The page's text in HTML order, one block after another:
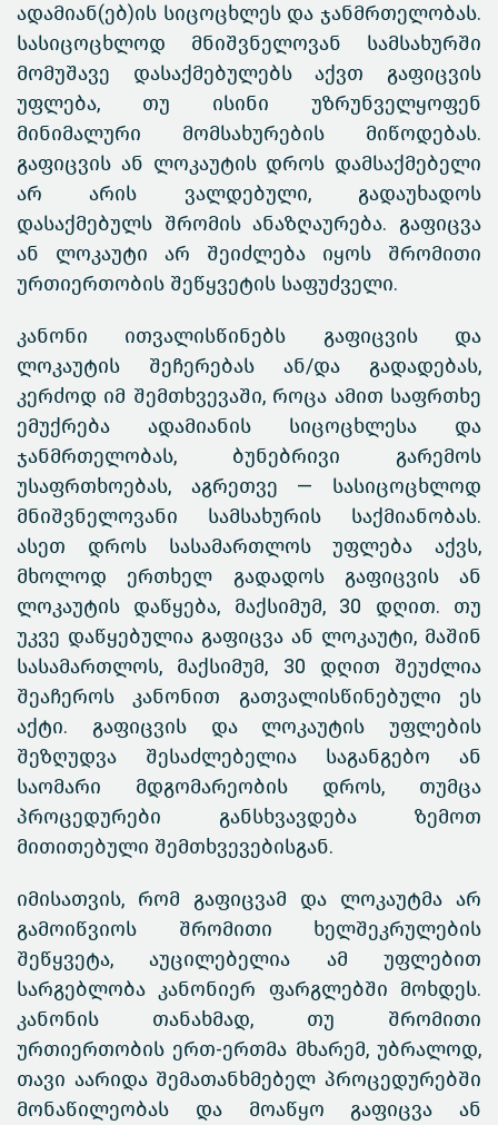
ადამიან(ებ)ის სიცოცხლეს და ჯანმრთელობას.
სასიცოცხლოდ მნიშვნელოვან სამსახურში
მომუშავე დასაქმებულებს აქვთ გაფიცვის
უფლება, თუ ისინი უზრუნველყოფენ
მინიმალური მომსახურების მიწოდებას.
გაფიცვის ან ლოკაუტის დროს დამსაქმებელი
არ არის ვალდებული, გადაუხადოს
დასაქმებულს შრომის ანაზღაურება. გაფიცვა
ან ლოკაუტი არ შეიძლება იყოს შრომითი
ურთიერთობის შეწყვეტის საფუძველი.
კანონი ითვალისწინებს გაფიცვის და
ლოკაუტის შეჩერებას ან/და გადადებას,
კერძოდ იმ შემთხვევაში, როცა ამით საფრთხე
ემუქრება ადამიანის სიცოცხლესა და
ჯანმრთელობას, ბუნებრივი გარემოს
უსაფრთხოებას, აგრეთვე — სასიცოცხლოდ
მნიშვნელოვანი სამსახურის საქმიანობას.
ასეთ დროს სასამართლოს უფლება აქვს,
მხოლოდ ერთხელ გადადოს გაფიცვის ან
ლოკაუტის დაწყება, მაქსიმუმ, 30 დღით. თუ
უკვე დაწყებულია გაფიცვა ან ლოკაუტი, მაშინ
სასამართლოს, მაქსიმუმ, 30 დღით შეუძლია
შეაჩეროს კანონით გათვალისწინებული ეს
აქტი. გაფიცვის და ლოკაუტის უფლების
შეზღუდვა შესაძლებელია საგანგებო ან
საომარი მდგომარეობის დროს, თუმცა
პროცედურები განსხვავდება ზემოთ
მითითებული შემთხვევებისგან.
იმისათვის, რომ გაფიცვამ და ლოკაუტმა არ
გამოიწვიოს შრომითი ხელშეკრულების
შეწყვეტა, აუცილებელია ამ უფლებით
სარგებლობა კანონიერ ფარგლებში მოხდეს.
კანონის თანახმად, თუ შრომითი
ურთიერთობის ერთ-ერთმა მხარემ, უბრალოდ,
თავი აარიდა შემათანხმებელ პროცედურებში
მონაწილეობას და მოაწყო გაფიცვა ან